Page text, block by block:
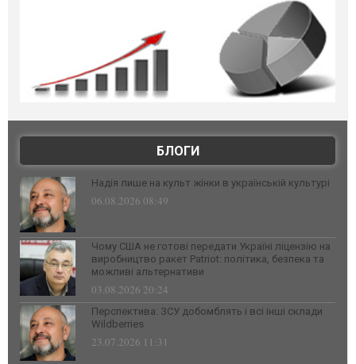
БЛОГИ
Надія лише на культ жінки в українській культурі
06.08.2026 08:49
Чому США не готові передати Україні ліцензію на
виробництво ракет Patriot: політика, безпека та
можливі альтернативи
03.08.2026 20:24
Перспектива: ЗСУ добомблять і всі інші склади
Wildberries
23.07.2026 11:31